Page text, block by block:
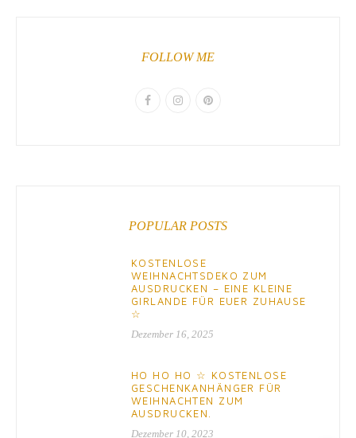
FOLLOW ME
POPULAR POSTS
KOSTENLOSE
WEIHNACHTSDEKO ZUM
AUSDRUCKEN – EINE KLEINE
GIRLANDE FÜR EUER ZUHAUSE
☆
Dezember 16, 2025
HO HO HO ☆ KOSTENLOSE
GESCHENKANHÄNGER FÜR
WEIHNACHTEN ZUM
AUSDRUCKEN.
Dezember 10, 2023